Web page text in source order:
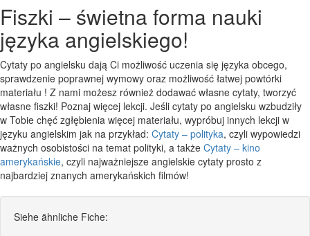
Fiszki – świetna forma nauki
języka angielskiego!
Cytaty po angielsku dają Ci możliwość uczenia się języka obcego,
sprawdzenie poprawnej wymowy oraz możliwość łatwej powtórki
materiału ! Z nami możesz również dodawać własne cytaty, tworzyć
własne fiszki! Poznaj więcej lekcji. Jeśli cytaty po angielsku wzbudziły
w Tobie chęć zgłębienia więcej materiału, wypróbuj innych lekcji w
języku angielskim jak na przykład: Cytaty – polityka, czyli wypowiedzi
ważnych osobistości na temat polityki, a także Cytaty – kino
amerykańskie, czyli najważniejsze angielskie cytaty prosto z
najbardziej znanych amerykańskich filmów!
Siehe ähnliche Fiche: